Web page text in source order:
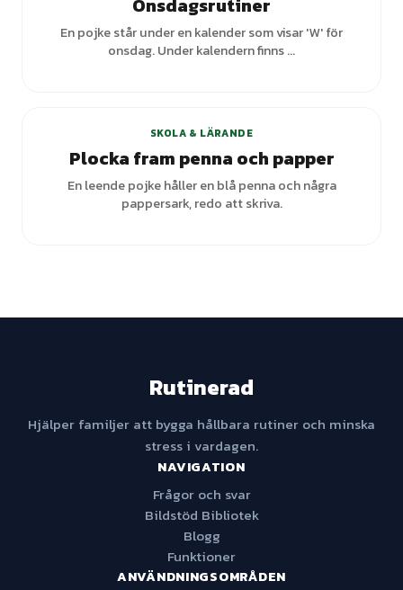
Onsdagsrutiner
En pojke står under en kalender som visar 'W' för
onsdag. Under kalendern finns ...
SKOLA & LÄRANDE
Plocka fram penna och papper
En leende pojke håller en blå penna och några
pappersark, redo att skriva.
Rutinerad
Hjälper familjer att bygga hållbara rutiner och minska
stress i vardagen.
NAVIGATION
Frågor och svar
Bildstöd Bibliotek
Blogg
Funktioner
ANVÄNDNINGSOMRÅDEN